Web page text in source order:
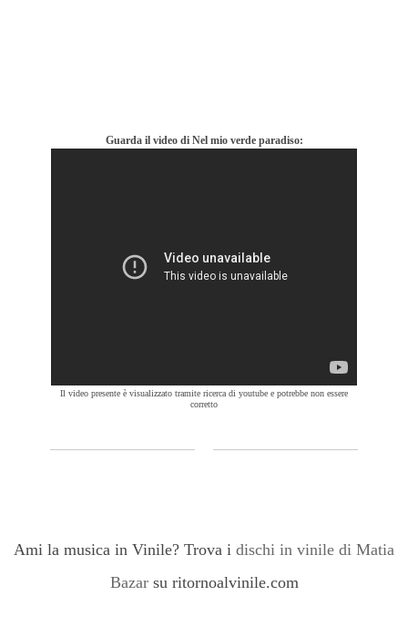
Guarda il video di Nel mio verde paradiso:
Il video presente è visualizzato tramite ricerca di youtube e potrebbe non essere
corretto
Ami la musica in Vinile? Trova i dischi in vinile di Matia
Bazar su ritornoalvinile.com